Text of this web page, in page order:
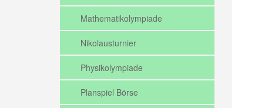
Mathematikolympiade
Nikolausturnier
Physikolympiade
Planspiel Börse